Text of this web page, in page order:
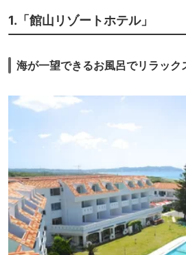
1.「館山リゾートホテル」
海が一望できるお風呂でリラック